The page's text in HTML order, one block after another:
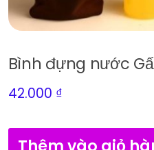
Bình đựng nước
42.000 ₫